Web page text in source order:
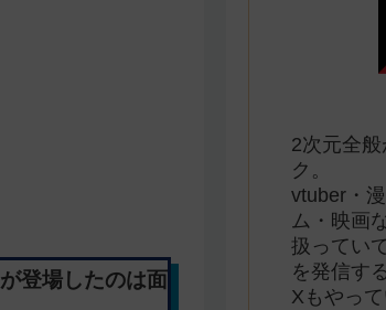
登場したのは面
2次元全
ク。
vtuber・
ム・映画
扱ってい
を発信す
Xもやって